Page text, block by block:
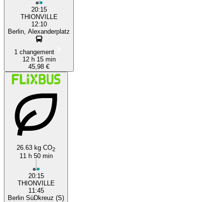
20:15
THIONVILLE
12:10
Berlin, Alexanderplatz
1 changement
12 h 15 min
45,98 €
26.63 kg CO2
11 h 50 min
20:15
THIONVILLE
11:45
Berlin SüDkreuz (S)